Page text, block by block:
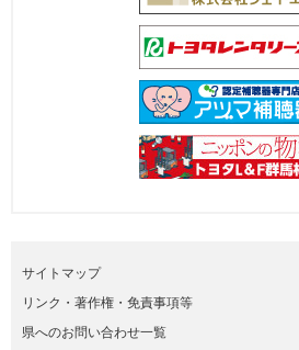
サイトマップ
リンク・著作権・免責事項等
県へのお問い合わせ一覧